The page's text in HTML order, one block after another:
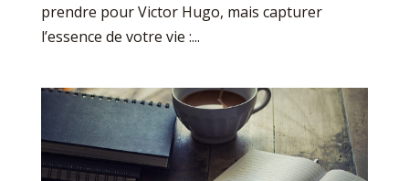
prendre pour Victor Hugo, mais capturer
l’essence de votre vie :...